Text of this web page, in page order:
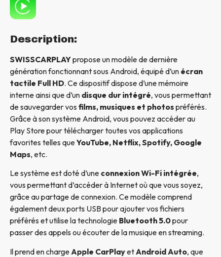
Description:
SWISSCARPLAYpropose un modèle de dernière
génération fonctionnant sous Android, équipé d’un écran
tactile Full HD. Ce dispositif dispose d’une mémoire
interne ainsi que d’un disque dur intégré, vous permettant
de sauvegarder vos films, musiques et photos préférés.
Grâce à son système Android, vous pouvez accéder au
Play Store pour télécharger toutes vos applications
favorites telles queYouTube, Netflix, Spotify, Google
Maps, etc.
Le système est doté d’une connexion Wi-Fi intégrée,
vous permettant d’accéder à Internet où que vous soyez,
grâce au partage de connexion. Ce modèle comprend
également deux ports USB pour ajouter vos fichiers
préférés et utilise la technologie Bluetooth 5.0pour
passer des appels ou écouter de la musique en streaming.
Il prend en charge Apple CarPlayet Android Auto, que